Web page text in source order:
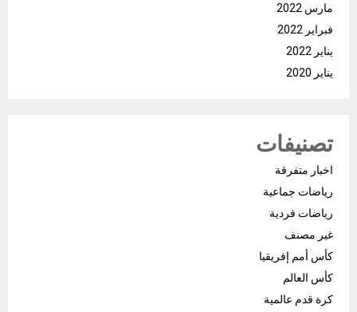
مارس 2022
فبراير 2022
يناير 2022
يناير 2020
تصنيفات
اخبار متفرقة
رياضات جماعية
رياضات فردية
غير مصنف
كأس أمم إفريقيا
كأس العالم
كرة قدم عالمية